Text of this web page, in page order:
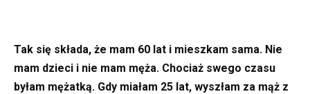
Tak się składa, że mam 60 lat i mieszkam sama. Nie
mam dzieci i nie mam męża. Chociaż swego czasu
byłam mężatką. Gdy miałam 25 lat, wyszłam za mąż z